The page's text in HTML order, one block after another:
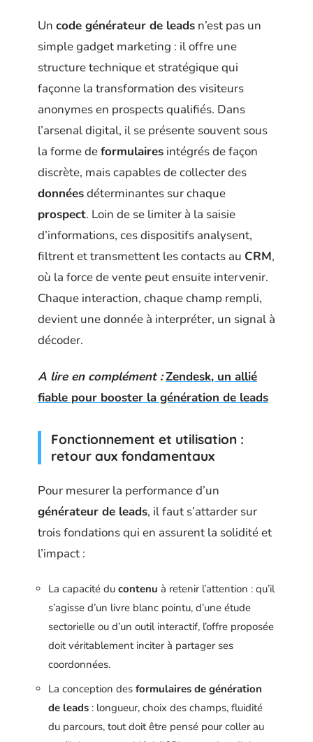
Un code générateur de leads n’est pas un
simple gadget marketing : il offre une
structure technique et stratégique qui
façonne la transformation des visiteurs
anonymes en prospects qualifiés. Dans
l’arsenal digital, il se présente souvent sous
la forme deformulaires intégrés de façon
discrète, mais capables de collecter des
donnéesdéterminantes sur chaque
prospect. Loin de se limiter à la saisie
d’informations, ces dispositifs analysent,
filtrent et transmettent les contacts au CRM,
où la force de vente peut ensuite intervenir.
Chaque interaction, chaque champ rempli,
devient une donnée à interpréter, un signal à
décoder.
A lire en complément :Zendesk, un allié
fiable pour booster la génération de leads
Fonctionnement et utilisation :
retour aux fondamentaux
Pour mesurer la performance d’un
générateur de leads, il faut s’attarder sur
trois fondations qui en assurent la solidité et
l’impact :
La capacité du contenu à retenir l’attention : qu’il
s’agisse d’un livre blanc pointu, d’une étude
sectorielle ou d’un outil interactif, l’offre proposée
doit véritablement inciter à partager ses
coordonnées.
La conception des formulaires de génération
de leads : longueur, choix des champs, fluidité
du parcours, tout doit être pensé pour coller au